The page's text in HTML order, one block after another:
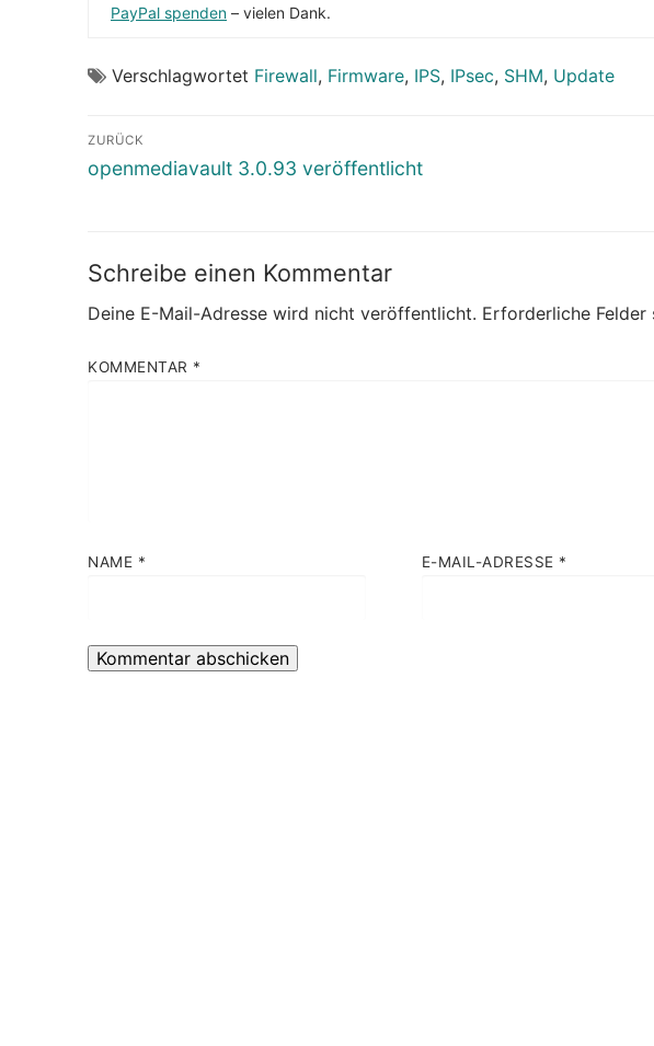
PayPal spenden – vielen Dank.
Verschlagwortet Firewall, Firmware, IPS, IPsec, SHM, Update
Beitragsnavigation
ZURÜCK
Vorheriger
openmediavault 3.0.93 veröffentlicht
Schreibe einen Kommentar
Deine E-Mail-Adresse wird nicht veröffentlicht. Erforderliche Felder
KOMMENTAR *
NAME * E-MAIL-ADRESSE *